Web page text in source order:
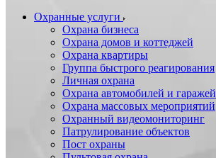
Охранные услуги
Охрана бизнеса
Охрана домов и коттеджей
Охрана квартиры
Группа быстрого реагирования
Личная охрана
Охрана автомобилей и гаражей
Охрана массовых мероприятий
Охранный видеомониторинг
Патрулирование объектов
Пост охраны